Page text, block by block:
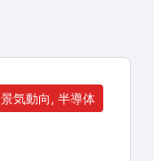
景気動向, 半導体